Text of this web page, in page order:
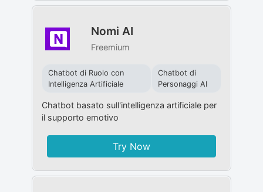
Nomi AI
Freemium
Chatbot di Ruolo con
Intelligenza Artificiale
Chatbot di
Personaggi AI
Chatbot basato sull'intelligenza artificiale per
il supporto emotivo
Try Now